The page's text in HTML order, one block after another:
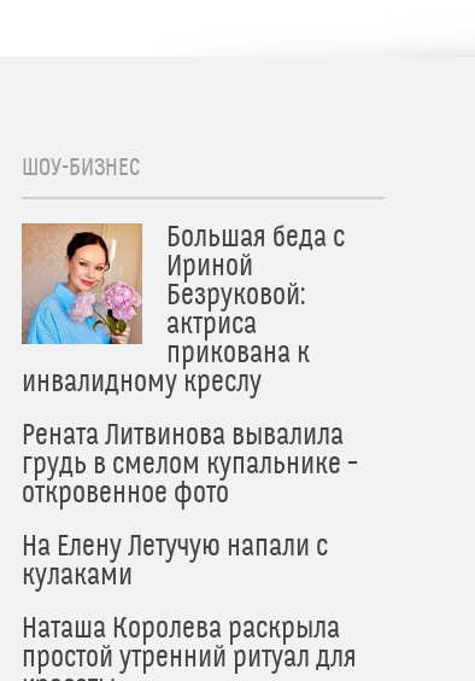
ШОУ-БИЗНЕС
Большая беда с
Ириной
Безруковой:
актриса
прикована к
инвалидному креслу
Рената Литвинова вывалила
грудь в смелом купальнике –
откровенное фото
На Елену Летучую напали с
кулаками
Наташа Королева раскрыла
простой утренний ритуал для